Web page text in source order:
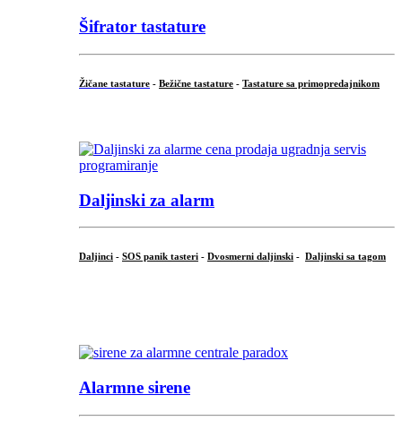
Šifrator tastature
Žičane tastature - Bežične tastature - Tastature sa primopredajnikom
Daljinski za alarm
Daljinci - SOS panik tasteri - Dvosmerni daljinski - Daljinski sa tagom
Alarmne sirene